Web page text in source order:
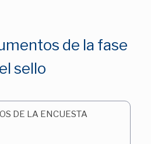
de la fase
sello
DE LA ENCUESTA